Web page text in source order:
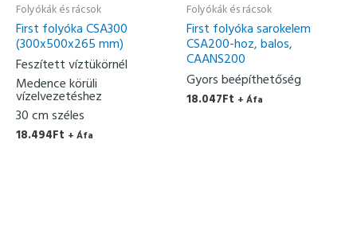
Folyókák és rácsok
First folyóka CSA300
(300x500x265 mm)
Feszített víztükörnél
Medence körüli
vízelvezetéshez
30 cm széles
18.494Ft + Áfa
Folyókák és rácsok
First folyóka sarokelem
CSA200-hoz, balos,
CAANS200
Gyors beépíthetőség
18.047Ft + Áfa